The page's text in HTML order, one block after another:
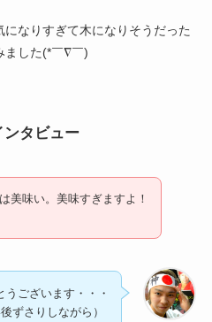
なりすぎて木になりそうだった
ました(*￣∇￣)
ンタビュー
美味い。美味すぎますよ！
うございます・・・
ずさりしながら）